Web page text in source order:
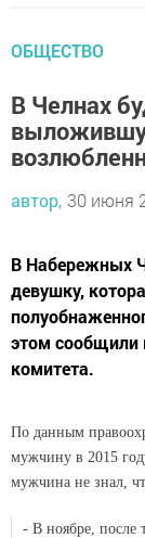
ОБЩЕСТВО
В Челнах
автор, 30 июня
В Набережных
девушку,
этом сообщили
комитета.
По данным
мужчину в 2015
мужчина не знал,
- В ноябре, после